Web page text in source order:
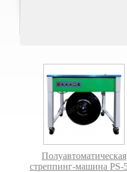
Полуавтоматическая
стреппинг-машина PS-